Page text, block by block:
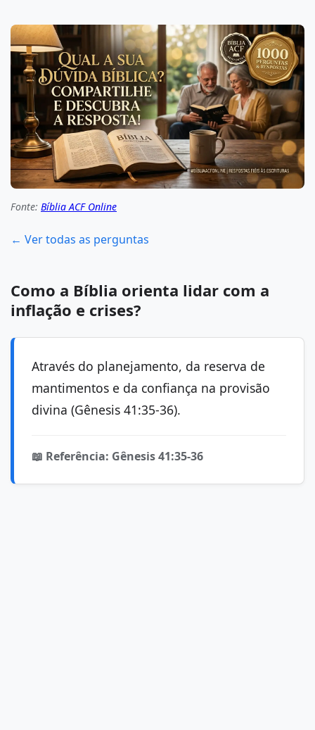
Fonte: Bíblia ACF Online
← Ver todas as perguntas
Como a Bíblia orienta lidar com a
inflação e crises?
Através do planejamento, da reserva de
mantimentos e da confiança na provisão
divina (Gênesis 41:35-36).
📖 Referência: Gênesis 41:35-36